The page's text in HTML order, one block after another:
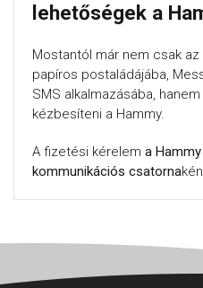
lehetőségek a
Mostantól már nem csak
papíros postaládájába,
SMS alkalmazásába, hanem
kézbesíteni a Hammy.
A fizetési kérelem a
kommunikációs csatorna